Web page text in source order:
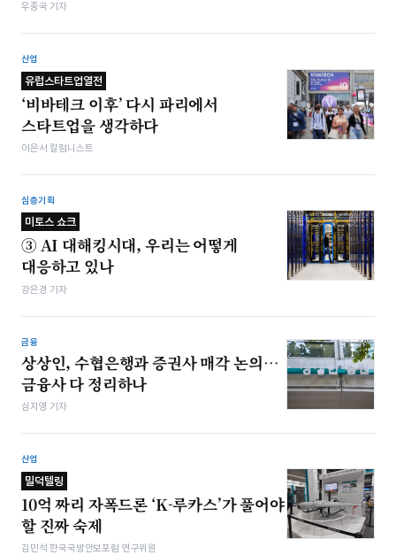
우종국 기자
산업
유럽스타트업열전
‘비바테크 이후’ 다시 파리에서
스타트업을 생각하다
이은서 칼럼니스트
심층기획
미토스 쇼크
③ AI 대해킹시대, 우리는 어떻게
대응하고 있나
강은경 기자
금융
상상인, 수협은행과 증권사 매각 논의…
금융사 다 정리하나
심지영 기자
산업
밀덕텔링
10억 짜리 자폭드론 ‘K-루카스’가 풀어야
할 진짜 숙제
김민석 한국국방안보포럼 연구위원